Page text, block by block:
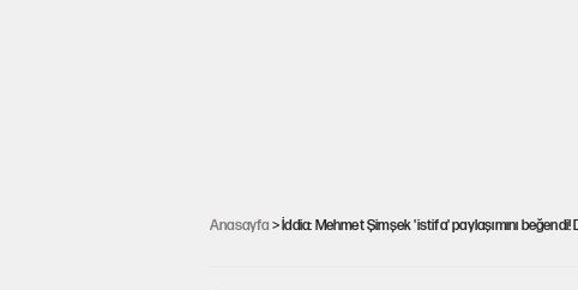
Anasayfa > İddia: Mehmet Şimşek 'istifa' paylaşımını